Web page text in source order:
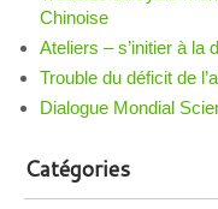
Chinoise
Ateliers – s’initier à la
Trouble du déficit de
Dialogue Mondial
Catégories